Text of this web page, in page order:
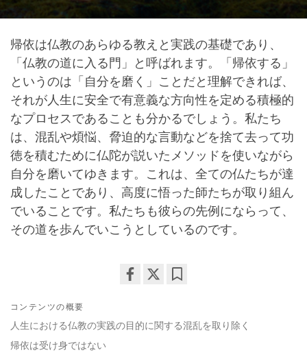
帰依は仏教のあらゆる教えと実践の基礎であり、
「仏教の道に入る門」と呼ばれます。「帰依する」
というのは「自分を磨く」ことだと理解できれば、
それが人生に安全で有意義な方向性を定める積極的
なプロセスであることも分かるでしょう。私たち
は、混乱や煩悩、脅迫的な言動などを捨て去って功
徳を積むために仏陀が説いたメソッドを使いながら
自分を磨いてゆきます。これは、全ての仏たちが達
成したことであり、高度に悟った師たちが取り組ん
でいることです。私たちも彼らの先例にならって、
その道を歩んでいこうとしているのです。
facebook
コンテンツの概要
人生における仏教の実践の目的に関する混乱を取り除く
帰依は受け身ではない